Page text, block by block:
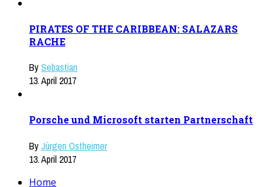
PIRATES OF THE CARIBBEAN: SALAZARS
RACHE
BySebastian
13. April 2017
Porsche und Microsoft starten Partnerschaft
ByJürgen Ostheimer
13. April 2017
Home